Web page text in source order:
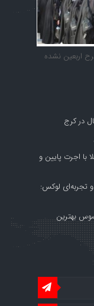
اربعین نشده
در کرج
با اجرت پایین و
و تجربه‌ای لوکس:
بهترین